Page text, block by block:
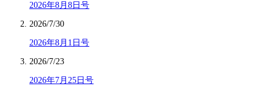
2026年8月8日号
2026/7/30
2026年8月1日号
2026/7/23
2026年7月25日号